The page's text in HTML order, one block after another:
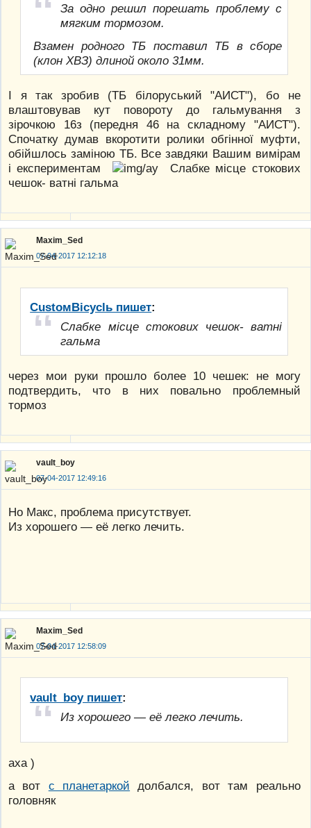
За одно решил порешать проблему с
мягким тормозом.
Взамен родного ТБ поставил ТБ в сборе
(клон ХВЗ) длиной около 31мм.
І я так зробив (ТБ білоруський "АИСТ"), бо не
влаштовував кут повороту до гальмування з
зірочкою 16з (передня 46 на складному "АИСТ").
Спочатку думав вкоротити ролики обгінної муфти,
обійшлось заміною ТБ. Все завдяки Вашим вимірам
і експериментам
Слабке місце стокових
чешок- ватні гальма
Maxim_Sed
07-04-2017 12:12:18
CustoмBicyclь пишет:
Слабке місце стокових чешок- ватні
гальма
через мои руки прошло более 10 чешек: не могу
подтвердить, что в них повально проблемный
тормоз
vault_boy
07-04-2017 12:49:16
Но Макс, проблема присутствует.
Из хорошего — её легко лечить.
Maxim_Sed
07-04-2017 12:58:09
vault_boy пишет:
Из хорошего — её легко лечить.
аха )
а вот с планетаркой долбался, вот там реально
головняк